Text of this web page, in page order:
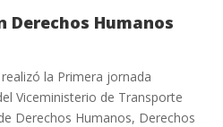
Derechos Humanos
la Primera jornada
Viceministerio de Transporte
Derechos Humanos, Derechos